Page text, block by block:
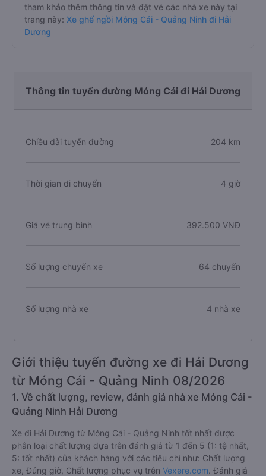
tham khảo thêm thông tin và đặt vé các nhà xe này tại
trang này: Xe ghế ngồi Móng Cái - Quảng Ninh đi Hải
Dương
Thông tin tuyến đường Móng Cái đi Hải Dương
Chiều dài tuyến đường 204 km
Thời gian di chuyển 4 giờ
Giá vé trung bình 392.500 VNĐ
Số lượng chuyến xe 64 chuyến
Số lượng nhà xe 4 nhà xe
Giới thiệu tuyến đường xe đi Hải Dương
từ Móng Cái - Quảng Ninh 08/2026
1. Về chất lượng, review, đánh giá nhà xe Móng Cái -
Quảng Ninh Hải Dương
Xe đi Hải Dương từ Móng Cái - Quảng Ninh tốt nhất được
phân loại chất lượng dựa trên đánh giá từ 1 đến 5 (1: tệ nhất,
5: tốt nhất) của khách hàng với các tiêu chí như: Chất lượng
xe, Đúng giờ, Chất lượng phục vụ trên Vexere.com. Đánh giá